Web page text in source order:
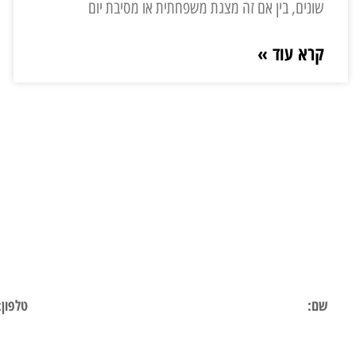
שונים, בין אם זה מצגת משפחתית או מסיבת יום
קרא עוד »